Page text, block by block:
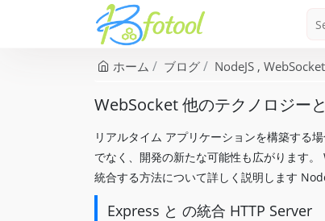
ホーム ブログ NodeJS WebSocket
WebSocket 他のテクノロジー
リアルタイム アプリケーションを構築する
でなく、開発の新たな可能性も広がります
統合する方法について詳しく説明します
Express と の統合 HTTP Server